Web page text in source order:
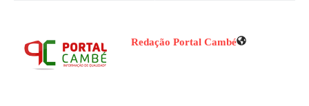
Redação Portal Cambé